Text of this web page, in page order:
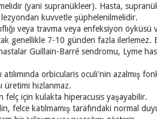
(yani supranükleer). Hasta,
kuvvetle şüphelenilmelidir.
veya travma veya enfeksiyon
genellikle 7-10 günden fazla ilerlemez.
Guillain-Barré sendromu, Lyme
orbicularis oculi'nin azalmış
üretimi hızlanmaz.
felç için kulakta hiperacusis yaşayabilir.
felce katılmamış tarafındaki normal